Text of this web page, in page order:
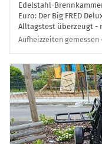
Edelstahl-
Euro: Der Big FRED
Alltagstest überzeugt -
Aufheizzeiten gemessen